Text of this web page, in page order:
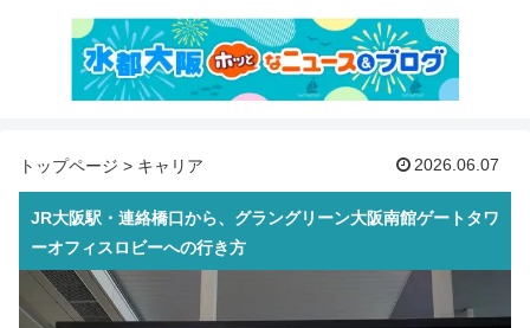
トップページ > キャリア 2026.06.07
JR大阪駅・連絡橋口から、グラングリーン大阪南館ゲートタワ
ーオフィスロビーへの行き方